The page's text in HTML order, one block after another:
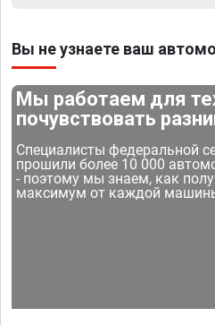
Вы не узнаете ваш
Мы работаем для
почувствовать
Специалисты федеральной
прошили более 10 000
- поэтому мы знаем, как
максимум от каждой